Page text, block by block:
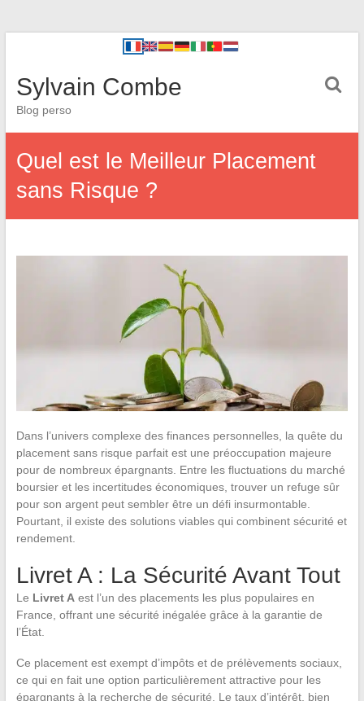
Sylvain Combe
Blog perso
Quel est le Meilleur Placement
sans Risque ?
Dans l’univers complexe des finances personnelles, la quête du
placement sans risque parfait est une préoccupation majeure
pour de nombreux épargnants. Entre les fluctuations du marché
boursier et les incertitudes économiques, trouver un refuge sûr
pour son argent peut sembler être un défi insurmontable.
Pourtant, il existe des solutions viables qui combinent sécurité et
rendement.
Livret A : La Sécurité Avant Tout
Le Livret Aest l’un des placements les plus populaires en
France, offrant une sécurité inégalée grâce à la garantie de
l’État.
Ce placement est exempt d’impôts et de prélèvements sociaux,
ce qui en fait une option particulièrement attractive pour les
épargnants à la recherche de sécurité. Le taux d’intérêt, bien